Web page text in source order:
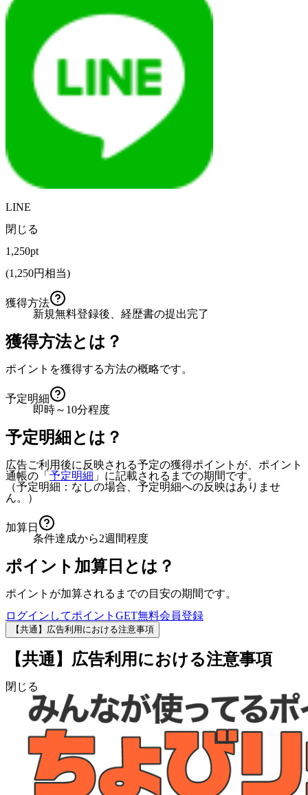
LINE
閉じる
1,250pt
(1,250円相当)
獲得方法
新規無料登録後、経歴書の提出完了
獲得方法とは？
ポイントを獲得する方法の概略です。
予定明細
即時～10分程度
予定明細とは？
広告ご利用後に反映される予定の獲得ポイントが、ポイント
通帳の「 予定明細 」に記載されるまでの期間です。
（予定明細：なしの場合、予定明細への反映はありませ
ん。）
加算日
条件達成から2週間程度
ポイント加算日とは？
ポイントが加算されるまでの目安の期間です。
ログインしてポイントGET無料会員登録
【共通】広告利用における注意事項
【共通】広告利用における注意事項
閉じる